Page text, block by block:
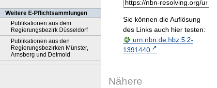
Weitere E-Pflichtsammlungen
Publikationen aus dem
Regierungsbezirk Düsseldorf
Publikationen aus den
Regierungsbezirken Münster,
Arnsberg und Detmold
Sie können die Auflösung
des Links auch hier testen:
urn:nbn:de:hbz:5:2-
1391440
Nähere